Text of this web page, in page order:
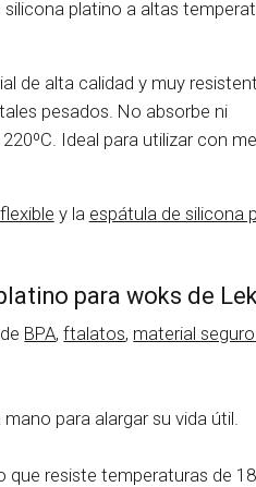
platino a altas
de alta calidad y muy
pesados. No absorbe ni
Ideal para utilizar con
y la espátula de silicona
para woks de
BPA,ftalatos, material
para alargar su vida útil.
que resiste temperaturas de